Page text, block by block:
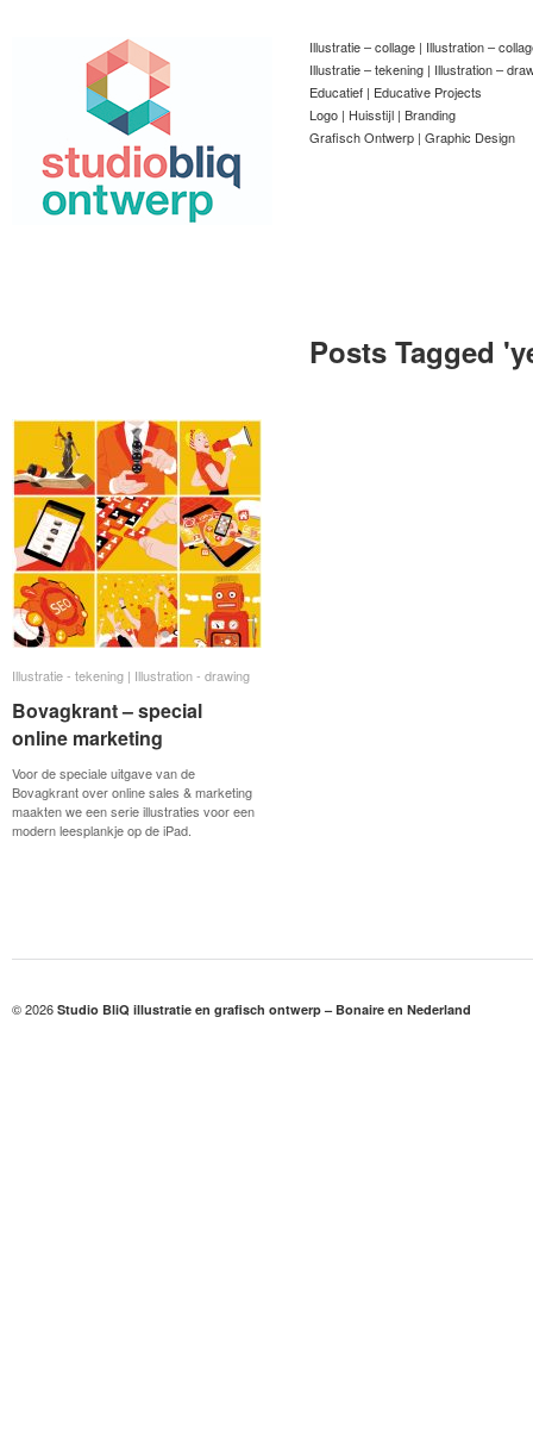
Illustratie – collage | Illustration –
Illustratie – tekening | Illustration –
Educatief | Educative Projects
Logo | Huisstijl | Branding
Grafisch Ontwerp | Graphic Design
Posts Tagged '
Illustratie - tekening | Illustration - drawing
Bovagkrant – special
online marketing
Voor de speciale uitgave van de
Bovagkrant over online sales & marketing
maakten we een serie illustraties voor een
modern leesplankje op de iPad.
Illustratie - tekening | Illustration - drawing
Bovagkrant – special
online marketing
© 2026 Studio BliQ illustratie en grafisch ontwerp – Bonaire en Nederland